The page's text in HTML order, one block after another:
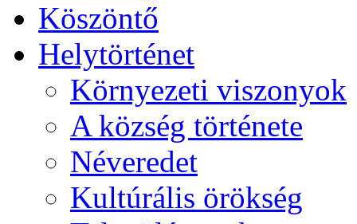
Köszöntő
Helytörténet
Környezeti viszonyok
A község története
Néveredet
Kultúrális örökség